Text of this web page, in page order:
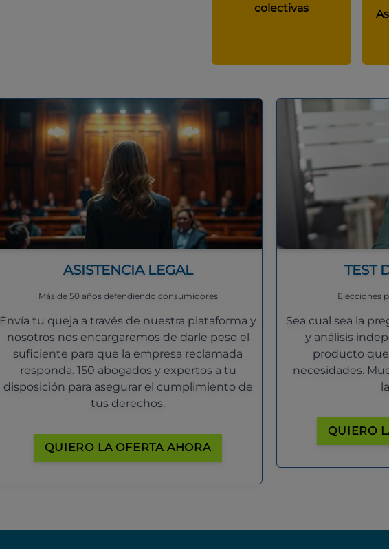
colectivas
ASISTENCIA LEGAL
Más de 50 años defendiendo consumidores
Envía tu queja a través de nuestra plataforma y
nosotros nos encargaremos de darle peso el
suficiente para que la empresa reclamada
responda. 150 abogados y expertos a tu
disposición para asegurar el cumplimiento de
tus derechos.
QUIERO LA OFERTA AHORA
TEST
Elecciones
Sea cual sea la
y análisis
producto
necesidades.
QUIERO